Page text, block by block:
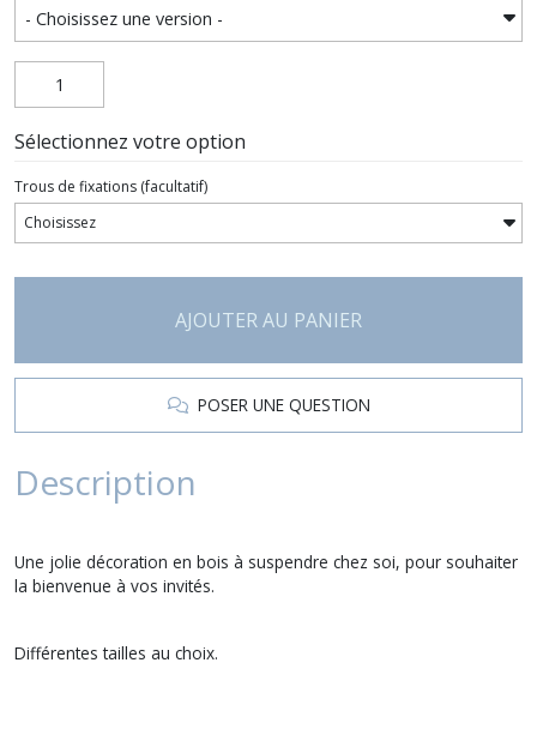
Sélectionnez votre option
Trous de fixations (facultatif)
AJOUTER AU PANIER
POSER UNE QUESTION
Description
Une jolie décoration en bois à suspendre chez soi, pour souhaiter
la bienvenue à vos invités.
Différentes tailles au choix.